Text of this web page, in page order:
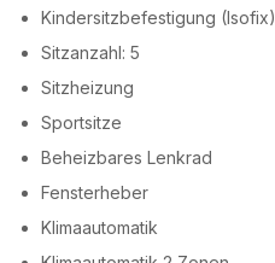
Kindersitzbefestigung (Isofix)
Sitzanzahl: 5
Sitzheizung
Sportsitze
Beheizbares Lenkrad
Fensterheber
Klimaautomatik